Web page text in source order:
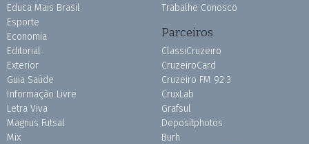
Educa Mais Brasil
Esporte
Economia
Editorial
Exterior
Guia Saúde
Informação Livre
Letra Viva
Magnus Futsal
Mix
Trabalhe Conosco
Parceiros
ClassiCruzeiro
CruzeiroCard
Cruzeiro FM 92.3
CruxLab
Grafsul
Depositphotos
Burh